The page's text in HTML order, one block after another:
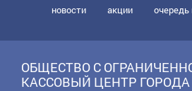
новости акции очередь
ОБЩЕСТВО С
КАССОВЫЙ ЦЕНТР